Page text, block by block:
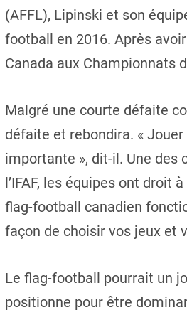
(AFFL), Lipinski et son
football en 2016. Après
Canada aux Championnats
Malgré une courte défaite
défaite et rebondira. «
importante », dit-il. Une des
l’IFAF, les équipes ont droit
flag-football canadien
façon de choisir vos jeux et
Le flag-football pourrait un
positionne pour être